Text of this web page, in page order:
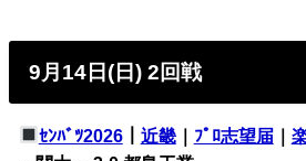
9月14日(日) 2回戦
ｾﾝﾊﾞﾂ2026｜ 近畿｜ ﾌﾟﾛ志望届｜